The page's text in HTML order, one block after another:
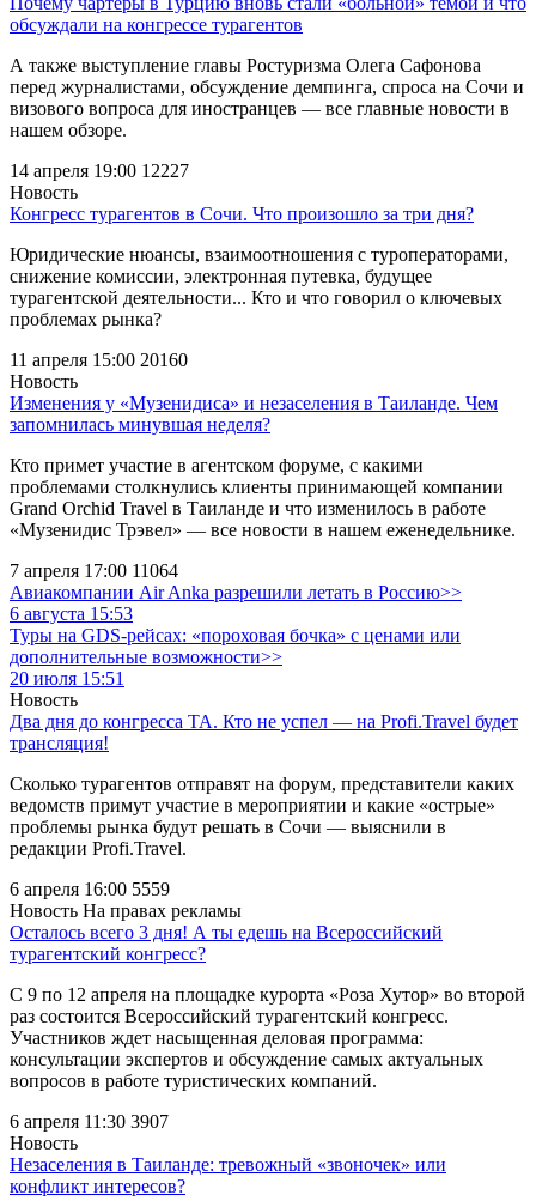
обсуждали на конгрессе турагентов
А также выступление главы Ростуризма Олега Сафонова
перед журналистами, обсуждение демпинга, спроса на Сочи и
визового вопроса для иностранцев — все главные новости в
нашем обзоре.
14 апреля 19:00 12227
Новость
Конгресс турагентов в Сочи. Что произошло за три дня?
Юридические нюансы, взаимоотношения с туроператорами,
снижение комиссии, электронная путевка, будущее
турагентской деятельности... Кто и что говорил о ключевых
проблемах рынка?
11 апреля 15:00 20160
Новость
Изменения у «Музенидиса» и незаселения в Таиланде. Чем
запомнилась минувшая неделя?
Кто примет участие в агентском форуме, с какими
проблемами столкнулись клиенты принимающей компании
Grand Orchid Travel в Таиланде и что изменилось в работе
«Музенидис Трэвел» — все новости в нашем еженедельнике.
7 апреля 17:00 11064
Авиакомпании Air Anka разрешили летать в Россию>>
6 августа 15:53
Туры на GDS-рейсах: «пороховая бочка» с ценами или
дополнительные возможности>>
20 июля 15:51
Новость
Два дня до конгресса ТА. Кто не успел — на Profi.Travel будет
трансляция!
Сколько турагентов отправят на форум, представители каких
ведомств примут участие в мероприятии и какие «острые»
проблемы рынка будут решать в Сочи — выяснили в
редакции Profi.Travel.
6 апреля 16:00 5559
Новость На правах рекламы
Осталось всего 3 дня! А ты едешь на Всероссийский
турагентский конгресс?
С 9 по 12 апреля на площадке курорта «Роза Хутор» во второй
раз состоится Всероссийский турагентский конгресс.
Участников ждет насыщенная деловая программа:
консультации экспертов и обсуждение самых актуальных
вопросов в работе туристических компаний.
6 апреля 11:30 3907
Новость
Незаселения в Таиланде: тревожный «звоночек» или
конфликт интересов?